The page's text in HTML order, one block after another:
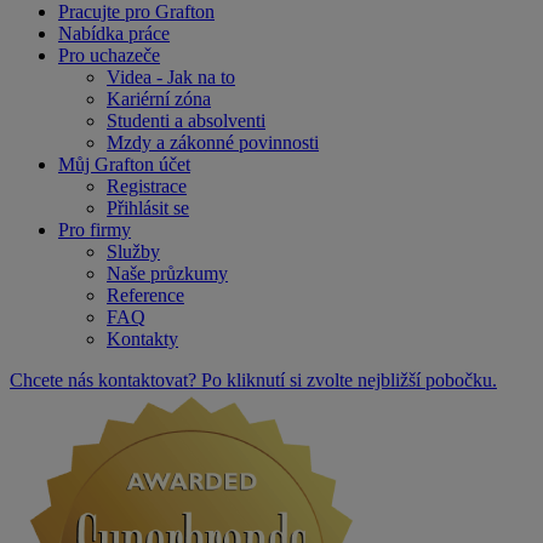
Pracujte pro Grafton
Nabídka práce
Pro uchazeče
Videa - Jak na to
Kariérní zóna
Studenti a absolventi
Mzdy a zákonné povinnosti
Můj Grafton účet
Registrace
Přihlásit se
Pro firmy
Služby
Naše průzkumy
Reference
FAQ
Kontakty
Chcete nás kontaktovat? Po kliknutí si zvolte nejbližší pobočku.